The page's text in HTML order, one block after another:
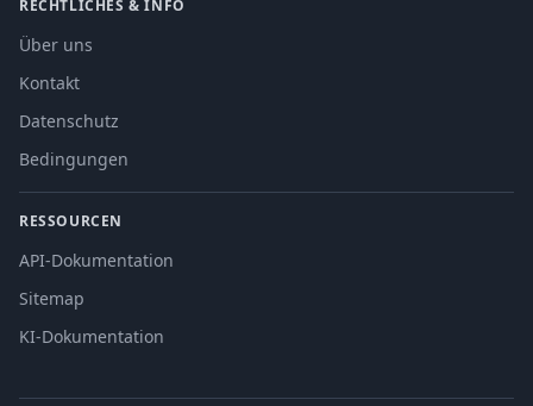
RECHTLICHES & INFO
Über uns
Kontakt
Datenschutz
Bedingungen
RESSOURCEN
API-Dokumentation
Sitemap
KI-Dokumentation